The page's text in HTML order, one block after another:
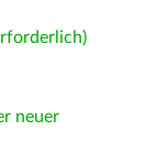
neuer